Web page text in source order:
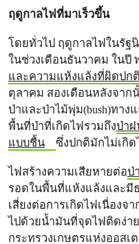
ฤดูกาลไฟที่มาเร็วขึ้น
โดยทั่วไป ฤดูกาลไฟในรัฐ
ในช่วงเดือนธันวาคม ในปี
และความแห้งแล้งที่ผิดปกติ
ตุลาคม สองเดือนหลังจาก
ป่าและป่าไม้พุ่ม(bush)ทา
พื้นที่ป่าที่เกิดไฟรวมถึงป่า
แบบชื้น
ซึ่งปกติมักไม่เกิด
ไฟสร้างความเสียหายต่อป่
รอดในพื้นที่แห้งแล้งและมี
เสี่ยงต่อการเกิดไฟเนื่อง
ไปด้วยน้ำมันที่จุดไฟติดง่า
กระทรวงเกษตรแห่งออสเ